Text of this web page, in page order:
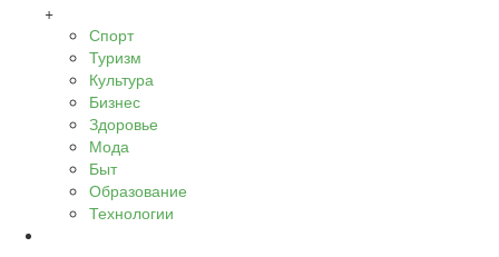
+
Спорт
Туризм
Культура
Бизнес
Здоровье
Мода
Быт
Образование
Технологии